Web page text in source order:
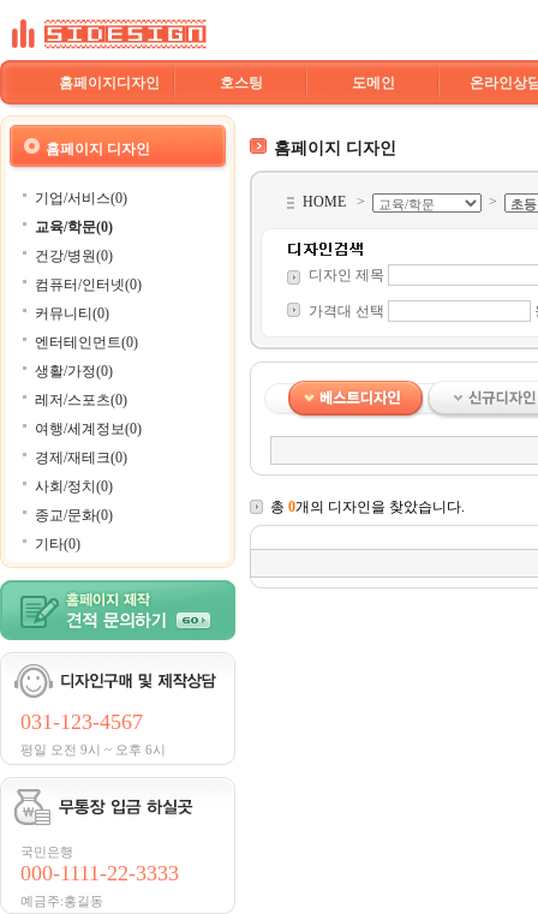
홈페이지디자인 호스팅 도메인 온라인상
홈페이지 디자인
기업/서비스(0)
교육/학문(0)
건강/병원(0)
컴퓨터/인터넷(0)
커뮤니티(0)
엔터테인먼트(0)
생활/가정(0)
레저/스포츠(0)
여행/세계정보(0)
경제/재테크(0)
사회/정치(0)
종교/문화(0)
기타(0)
031-123-4567
평일 오전 9시 ~ 오후 6시
국민은행
000-1111-22-3333
예금주:홍길동
홈페이지 디자인
HOME > >
디자인 제목
가격대 선택
총 0개의 디자인을 찾았습니다.